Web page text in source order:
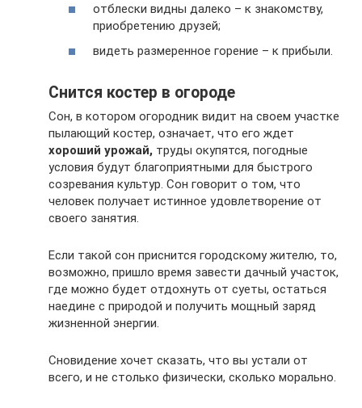
отблески видны далеко – к знакомству,
приобретению друзей;
видеть размеренное горение – к прибыли.
Снится костер в огороде
Сон, в котором огородник видит на своем участке
пылающий костер, означает, что его ждет
хороший урожай, труды окупятся, погодные
условия будут благоприятными для быстрого
созревания культур. Сон говорит о том, что
человек получает истинное удовлетворение от
своего занятия.
Если такой сон приснится городскому жителю, то,
возможно, пришло время завести дачный участок,
где можно будет отдохнуть от суеты, остаться
наедине с природой и получить мощный заряд
жизненной энергии.
Сновидение хочет сказать, что вы устали от
всего, и не столько физически, сколько морально.